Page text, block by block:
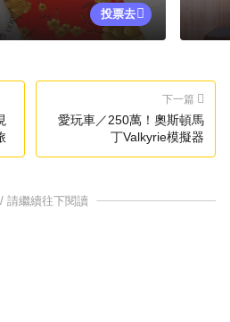
投票去
下一篇
愛玩車／250萬！奧斯頓馬
丁Valkyrie模擬器
請繼續往下閱讀